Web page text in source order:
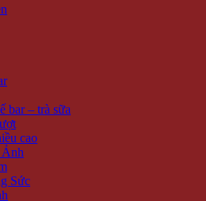
bar – trà sữa
cao
Sức